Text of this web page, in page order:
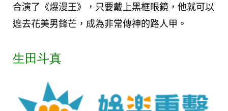
合演了《爆漫王》，只要戴上黑框眼鏡，他就可以
遮去花美男鋒芒，成為非常傳神的路人甲。
生田斗真